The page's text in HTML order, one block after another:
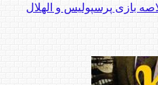
بازی پرسپولیس و الهلال